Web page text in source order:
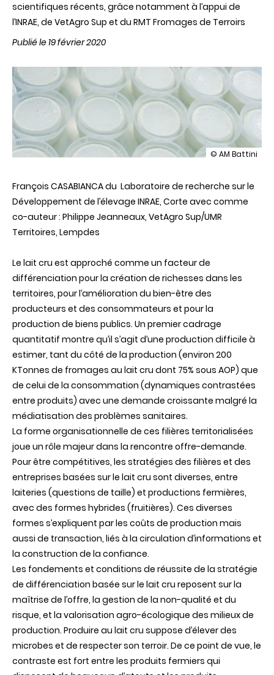
scientifiques récents, grâce notamment à l’appui de
l’INRAE, de VetAgro Sup et du RMT Fromages de Terroirs
Publié le 19 février 2020
illustration
cru,
de
valeurs
© AM Battini
François CASABIANCA du Laboratoire de recherche sur le
Développement de l’élevage INRAE, Corte avec comme
co-auteur : Philippe Jeanneaux, VetAgro Sup/UMR
Territoires, Lempdes
Le lait cru est approché comme un facteur de
différenciation pour la création de richesses dans les
territoires, pour l’amélioration du bien-être des
producteurs et des consommateurs et pour la
production de biens publics. Un premier cadrage
quantitatif montre qu’il s’agit d’une production difficile à
estimer, tant du côté de la production (environ 200
KTonnes de fromages au lait cru dont 75% sous AOP) que
de celui de la consommation (dynamiques contrastées
entre produits) avec une demande croissante malgré la
médiatisation des problèmes sanitaires.
La forme organisationnelle de ces filières territorialisées
joue un rôle majeur dans la rencontre offre-demande.
Pour être compétitives, les stratégies des filières et des
entreprises basées sur le lait cru sont diverses, entre
laiteries (questions de taille) et productions fermières,
avec des formes hybrides (fruitières). Ces diverses
formes s’expliquent par les coûts de production mais
aussi de transaction, liés à la circulation d’informations et
la construction de la confiance.
Les fondements et conditions de réussite de la stratégie
de différenciation basée sur le lait cru reposent sur la
maîtrise de l’offre, la gestion de la non-qualité et du
risque, et la valorisation agro-écologique des milieux de
production. Produire au lait cru suppose d’élever des
microbes et de respecter son terroir. De ce point de vue, le
contraste est fort entre les produits fermiers qui